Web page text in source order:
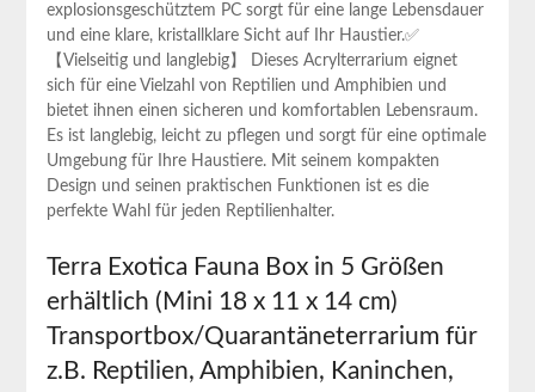
explosionsgeschütztem PC sorgt für eine‌ lange Lebensdauer
und eine klare, kristallklare Sicht auf Ihr Haustier.✅
【Vielseitig und ⁣langlebig】 Dieses Acrylterrarium ⁢eignet
sich für ⁤eine Vielzahl von Reptilien und Amphibien und
bietet ihnen einen sicheren und komfortablen Lebensraum.
Es ist ‍langlebig,‍ leicht zu‍ pflegen und sorgt für ​eine optimale
Umgebung ​für⁢ Ihre Haustiere. Mit seinem kompakten
Design und seinen praktischen Funktionen ist es die
perfekte Wahl für jeden Reptilienhalter.
Terra ‌Exotica Fauna‌ Box in 5 Größen
erhältlich (Mini 18 x 11 x 14 cm)
Transportbox/Quarantäneterrarium für
z.B. Reptilien, Amphibien, Kaninchen,